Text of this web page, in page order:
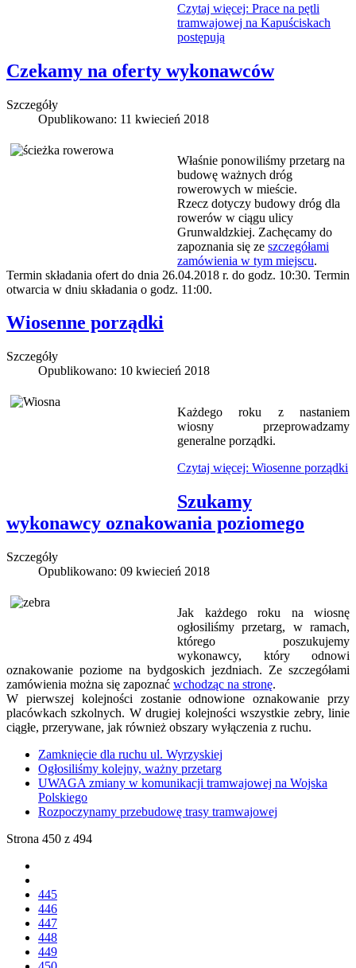
Czytaj więcej: Prace na pętli
tramwajowej na Kapuściskach
postępują
Czekamy na oferty wykonawców
Szczegóły
Opublikowano: 11 kwiecień 2018
Właśnie ponowiliśmy przetarg na
budowę ważnych dróg
rowerowych w mieście.
Rzecz dotyczy budowy dróg dla
rowerów w ciągu ulicy
Grunwaldzkiej. Zachęcamy do
zapoznania się ze szczegółami
zamówienia w tym miejscu.
Termin składania ofert do dnia 26.04.2018 r. do godz. 10:30. Termin
otwarcia w dniu składania o godz. 11:00.
Wiosenne porządki
Szczegóły
Opublikowano: 10 kwiecień 2018
Każdego roku z nastaniem
wiosny przeprowadzamy
generalne porządki.
Czytaj więcej: Wiosenne porządki
Szukamy
wykonawcy oznakowania poziomego
Szczegóły
Opublikowano: 09 kwiecień 2018
Jak każdego roku na wiosnę
ogłosiliśmy przetarg, w ramach,
którego poszukujemy
wykonawcy, który odnowi
oznakowanie poziome na bydgoskich jezdniach. Ze szczegółami
zamówienia można się zapoznać wchodząc na stronę.
W pierwszej kolejności zostanie odnowione oznakowanie przy
placówkach szkolnych. W drugiej kolejności wszystkie zebry, linie
ciągłe, przerywane, jak również obszary wyłączenia z ruchu.
Zamknięcie dla ruchu ul. Wyrzyskiej
Ogłosiliśmy kolejny, ważny przetarg
UWAGA zmiany w komunikacji tramwajowej na Wojska
Polskiego
Rozpoczynamy przebudowę trasy tramwajowej
Strona 450 z 494
445
446
447
448
449